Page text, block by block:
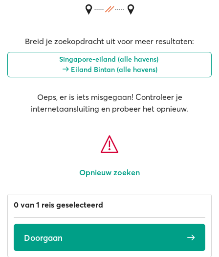
Breid je zoekopdracht uit voor meer resultaten:
Singapore-eiland (alle havens)
Eiland Bintan (alle havens)
Oeps, er is iets misgegaan! Controleer je
internetaansluiting en probeer het opnieuw.
Opnieuw zoeken
0 van 1 reis geselecteerd
Doorgaan